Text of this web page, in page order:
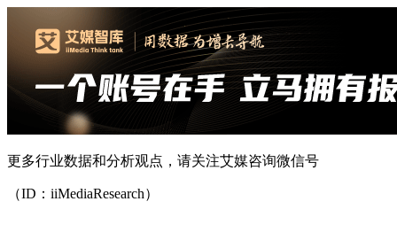
更多行业数据和分析观点，请关注艾媒咨询微信号
（ID：iiMediaResearch）